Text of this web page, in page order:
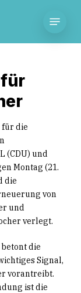
für die
(CDU) und
Montag (21.
die
von
und
verlegt.
die
Signal,
vorantreibt.
ist die